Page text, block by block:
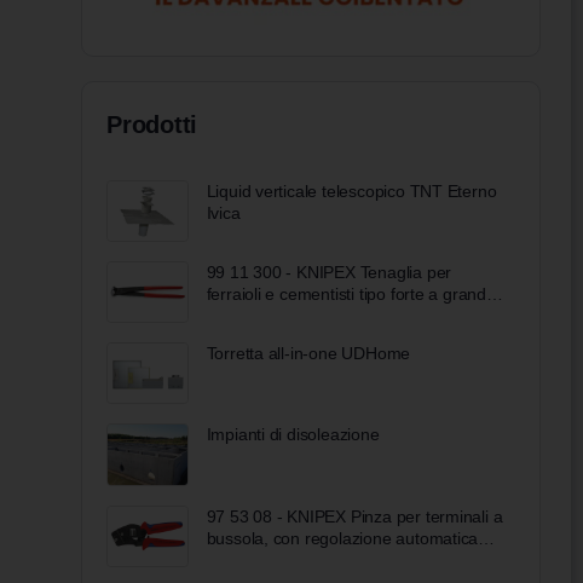
Prodotti
Liquid verticale telescopico TNT Eterno
Ivica
99 11 300 - KNIPEX Tenaglia per
ferraioli e cementisti tipo forte a grande
Torretta all-in-one UDHome
Impianti di disoleazione
97 53 08 - KNIPEX Pinza per terminali a
bussola, con regolazione automatica